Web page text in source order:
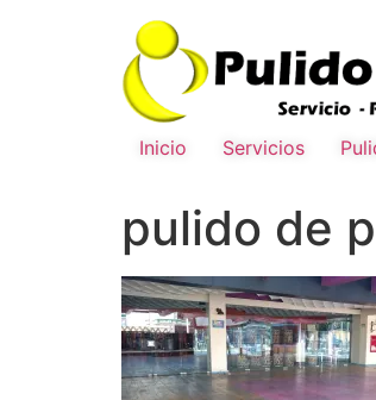
Inicio Servicios
pulido de